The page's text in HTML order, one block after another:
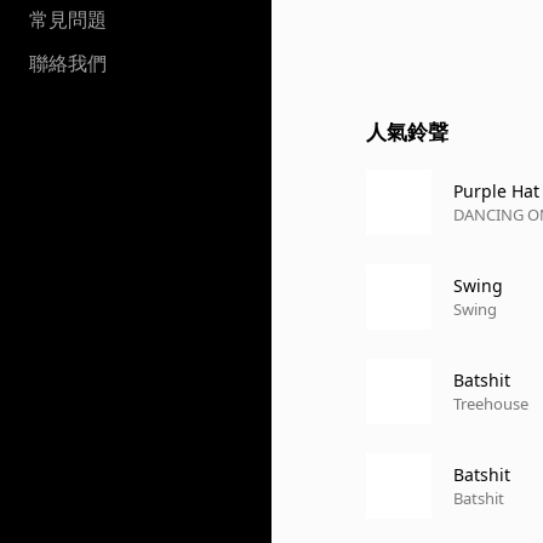
常見問題
聯絡我們
人氣鈴聲
Purple Hat
DANCING
Swing
Swing
Batshit
Treehouse
Batshit
Batshit